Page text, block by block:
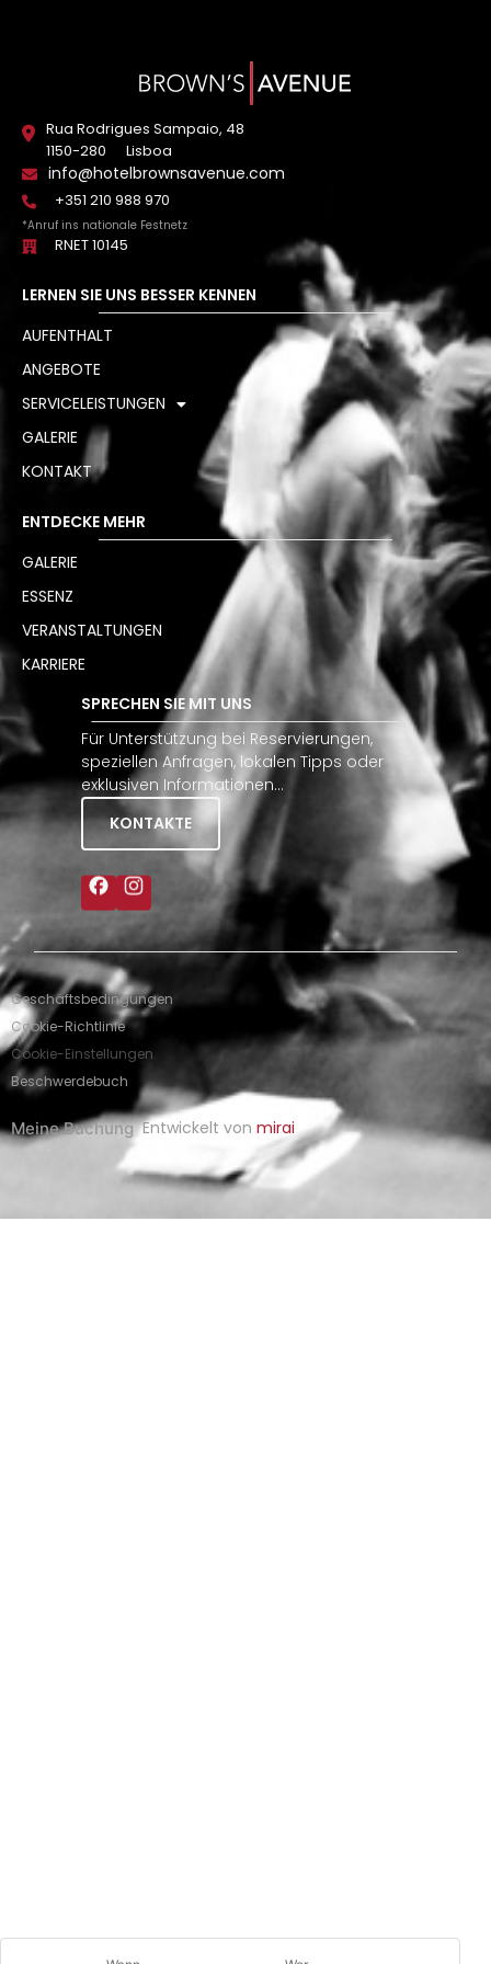
Rua Rodrigues Sampaio, 48
1150-280
Lisboa
info@hotelbrownsavenue.com
+351 210 988 970
*Anruf ins nationale Festnetz
RNET 10145
LERNEN SIE UNS BESSER KENNEN
AUFENTHALT
ANGEBOTE
SERVICELEISTUNGEN
GALERIE
KONTAKT
ENTDECKE MEHR
GALERIE
ESSENZ
VERANSTALTUNGEN
KARRIERE
SPRECHEN SIE MIT UNS
Für Unterstützung bei Reservierungen,
speziellen Anfragen, lokalen Tipps oder
exklusiven Informationen…
KONTAKTE
Geschäftsbedingungen
Cookie-Richtlinie
Cookie-Einstellungen
Beschwerdebuch
Meine Buchung Entwickelt von mirai